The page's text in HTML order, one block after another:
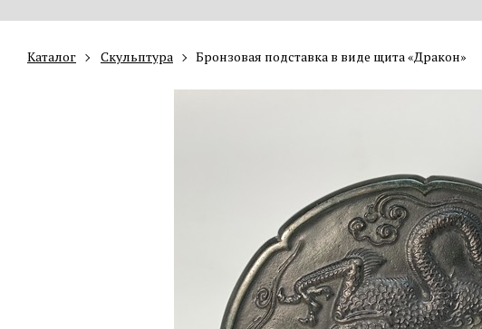
Каталог Скульптура Бронзовая подставка в виде щита «Дракон»